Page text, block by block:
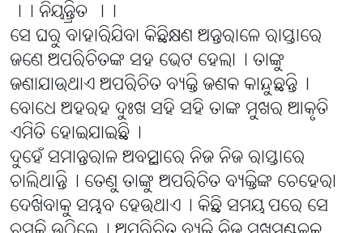
।। ନିୟନ୍ତ୍ରିତ ।।
ସେ ଘରୁ ବାହାରିଯିବା କିଛିକ୍ଷଣ ଅନ୍ତରାଳେ ରାସ୍ତାରେ
ଜଣେ ଅପରିଚିତଙ୍କ ସହ ଭେଟ ହେଲା୤ ତାଙ୍କୁ
ଜଣାଯାଉଥାଏ ଅପରିଚିତ ବ୍ୟକ୍ତି ଜଣକ କାନ୍ଦୁଛନ୍ତି୤
ବୋଧେ ଅହରହ ଦୁଃଖ ସହି ସହି ତାଙ୍କ ମୁଖର ଆକୃତି
ଏମିତି ହୋଇଯାଇଛି୤
ଦୁହେଁ ସମାନ୍ତରାଳ ଅବସ୍ଥାରେ ନିଜ ନିଜ ରାସ୍ତାରେ
ଚାଲିଥାନ୍ତି୤ ତେଣୁ ତାଙ୍କୁ ଅପରିଚିତ ବ୍ୟକ୍ତିଙ୍କ ଚେହେରା
ଦେଖିବାକୁ ସମ୍ଭବ ହେଉଥାଏ୤ କିଛି ସମୟ ପରେ ସେ